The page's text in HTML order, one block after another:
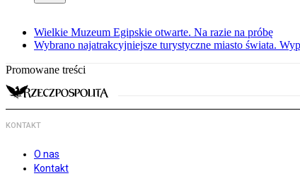
Wielkie Muzeum Egipskie otwarte. Na razie na próbę
Wybrano najatrakcyjniejsze turystyczne miasto świata.
Promowane treści
KONTAKT
O nas
Kontakt